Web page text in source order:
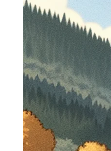
Dacia Logan
Dacia Duster
Audi